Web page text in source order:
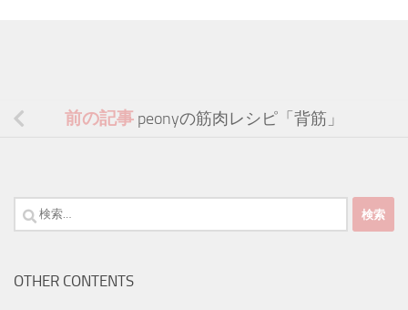
前の記事 peonyの筋肉レシピ「背筋」
検
索:
OTHER CONTENTS